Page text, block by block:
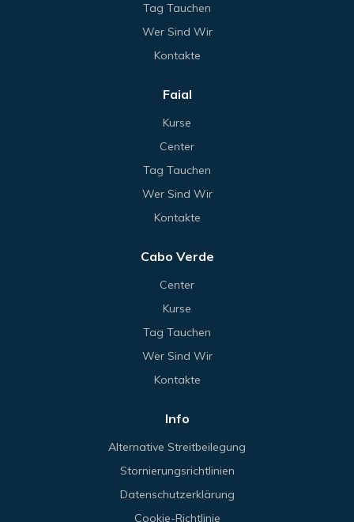
Tag Tauchen
Wer Sind Wir
Kontakte
Faial
Kurse
Center
Tag Tauchen
Wer Sind Wir
Kontakte
Cabo Verde
Center
Kurse
Tag Tauchen
Wer Sind Wir
Kontakte
Info
Alternative Streitbeilegung
Stornierungsrichtlinien
Datenschutzerklärung
Cookie-Richtlinie